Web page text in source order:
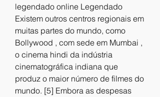
legendado online Legendado
Existem outros centros regionais em
muitas partes do mundo, como
Bollywood , com sede em Mumbai ,
o cinema hindi da indústria
cinematográfica indiana que
produz o maior número de filmes do
mundo. [5] Embora as despesas